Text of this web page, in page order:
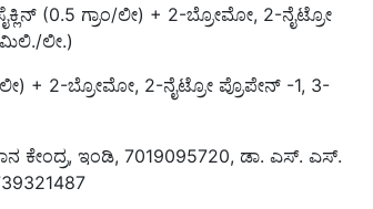
ಮಿಲಿ./ಲೀ.)
ಲೀ) + 2-ಬ್ರೋಮೋ, 2-ನೈಟ್ರೋ ಪ್ರೊಪೇನ್ -1, 3-
ಕೇಂದ್ರ, ಇಂಡಿ, 7019095720, ಡಾ. ಎಸ್. ಎಸ್.
ಇಂಡಿ